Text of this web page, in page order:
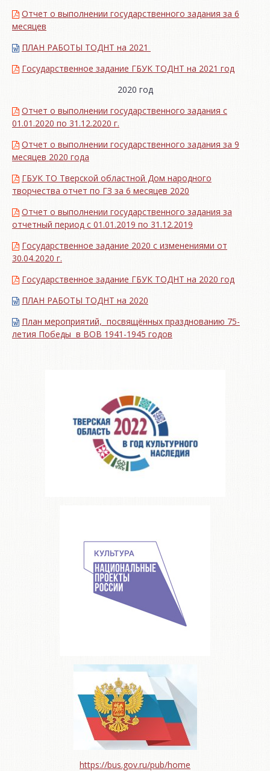
Отчет о выполнении государственного задания за 6
месяцев
ПЛАН РАБОТЫ ТОДНТ на 2021
Государственное задание ГБУК ТОДНТ на 2021 год
2020 год
Отчет о выполнении государственного задания с
01.01.2020 по 31.12.2020 г.
Отчет о выполнении государственного задания за 9
месяцев 2020 года
ГБУК ТО Тверской областной Дом народного
творчества отчет по ГЗ за 6 месяцев 2020
Отчет о выполнении государственного задания за
отчетный период с 01.01.2019 по 31.12.2019
Государственное задание 2020 с изменениями от
30.04.2020 г.
Государственное задание ГБУК ТОДНТ на 2020 год
ПЛАН РАБОТЫ ТОДНТ на 2020
План мероприятий, посвящённых празднованию 75-
летия Победы в ВОВ 1941-1945 годов
https://bus.gov.ru/pub/home